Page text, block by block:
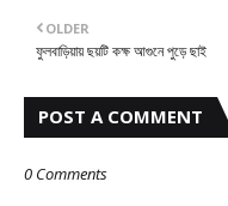
OLDER
ফুলবাড়িয়ায় ছয়টি কক্ষ আগুনে পুড়ে ছাই
POST A COMMENT
0 Comments